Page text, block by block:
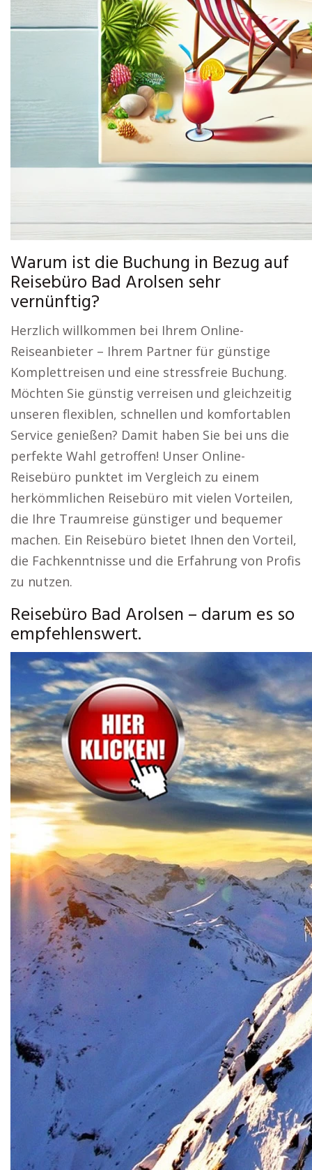
Warum ist die Buchung in Bezug auf
Reisebüro Bad Arolsen sehr
vernünftig?
Herzlich willkommen bei Ihrem Online-
Reiseanbieter – Ihrem Partner für günstige
Komplettreisen und eine stressfreie Buchung.
Möchten Sie günstig verreisen und gleichzeitig
unseren flexiblen, schnellen und komfortablen
Service genießen? Damit haben Sie bei uns die
perfekte Wahl getroffen! Unser Online-
Reisebüro punktet im Vergleich zu einem
herkömmlichen Reisebüro mit vielen Vorteilen,
die Ihre Traumreise günstiger und bequemer
machen. Ein Reisebüro bietet Ihnen den Vorteil,
die Fachkenntnisse und die Erfahrung von Profis
zu nutzen.
Reisebüro Bad Arolsen – darum es so
empfehlenswert.